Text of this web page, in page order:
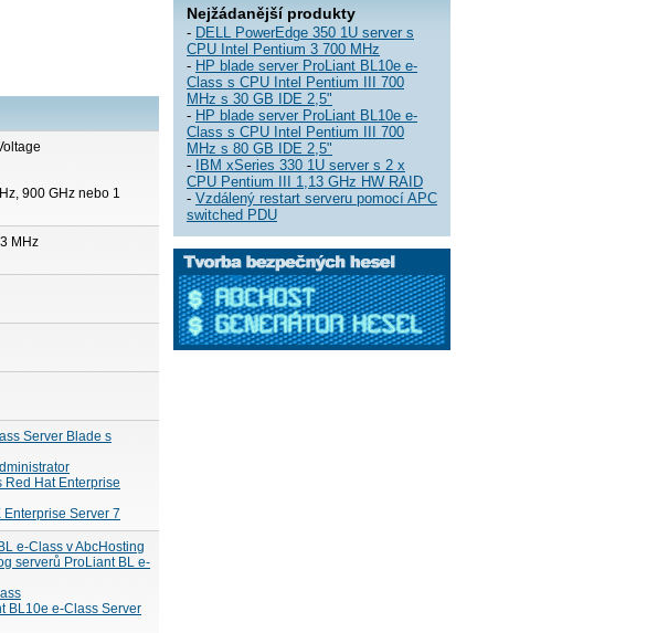
Nejžádanější produkty
- DELL PowerEdge 350 1U server s
CPU Intel Pentium 3 700 MHz
- HP blade server ProLiant BL10e e-
Class s CPU Intel Pentium III 700
MHz s 30 GB IDE 2,5"
- HP blade server ProLiant BL10e e-
Class s CPU Intel Pentium III 700
MHz s 80 GB IDE 2,5"
-
IBM xSeries 330 1U server s 2 x
CPU Pentium III 1,13 GHz HW RAID
- Vzdálený restart serveru pomocí APC
switched PDU
900 GHz nebo 1
MHz
Server Blade s
Red Hat Enterprise
Enterprise Server 7
e-Class v AbcHosting
serverů ProLiant BL e-
BL10e e-Class Server